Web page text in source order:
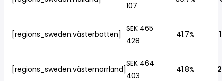
107
[regions_sweden.västerbotten]
SEK 465
428
41.7%
[regions_sweden.västernorrland]
SEK 464
403
41.8%